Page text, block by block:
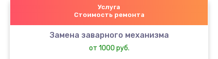
Услуга
Стоимость ремонта
Замена заварного механизма
от 1000 руб.